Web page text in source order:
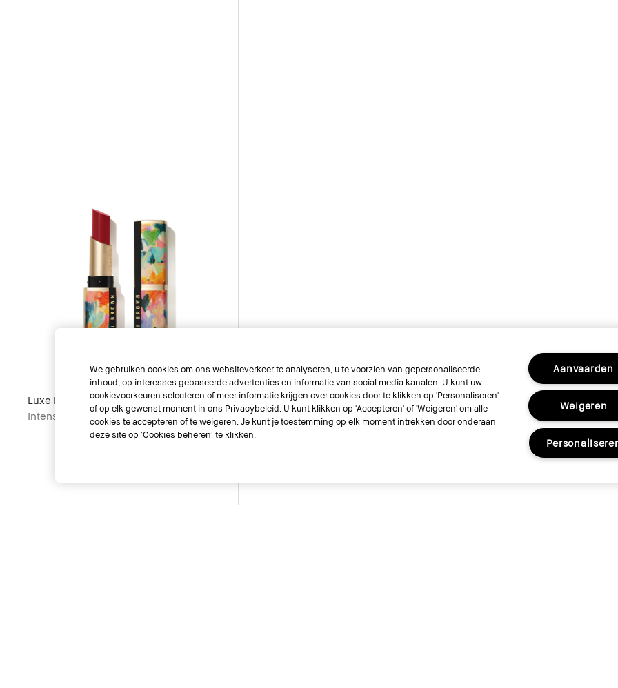
Luxe Matte Lipstick
Intense, ultramatte lippenstift
We gebruiken cookies om ons websiteverkeer te analyseren, u te voorzien van gepersonaliseerde
inhoud, op interesses gebaseerde advertenties en informatie van social media kanalen. U kunt uw
cookievoorkeuren selecteren of meer informatie krijgen over cookies door te klikken op 'Personaliseren'
of op elk gewenst moment in ons Privacybeleid. U kunt klikken op 'Accepteren' of 'Weigeren' om alle
cookies te accepteren of te weigeren. Je kunt je toestemming op elk moment intrekken door onderaan
deze site op ‘Cookies beheren’ te klikken.
Aanvaarden
Weigeren